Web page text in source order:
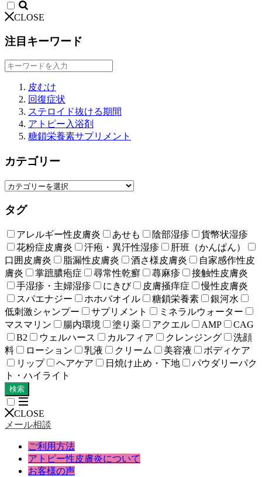
CLOSE
注目キーワード
皮むけ
回復症状
ステロイド抜ける期間
アトピー入浴剤
糖鎖栄養素サプリメント
カテゴリー
タグ
アレルギー性皮膚炎 あせも 陰部湿疹
貨幣状湿疹
花粉症皮膚炎
汗疱・異汗性湿疹
肝班（かんぱん）
口囲皮膚炎
脂漏性皮膚炎 酒さ様皮膚炎
自家感作性皮
膚炎
掌蹠膿疱症 尋常性乾癬 蕁麻疹
接触性皮膚炎
手湿疹・主婦湿疹
にきび 皮膚掻痒症
慢性皮膚炎
スパエナジー
ホホバオイル 糖鎖栄養素
銀河水
低刺激シャンプー
サプリメント
ミネラルウォーター
マスマリン
腸内環境 塗り薬 アクエル AMP
CAG
B2
ウェルハース カルフィア クレンジング
洗顔
料
ローション 乳液 クリーム 美容液
ボディケア
リップ
ヘアケア 日焼け止め・下地
パウダリーパク
ト・ハイライト
検索
CLOSE
メール相談
ご利用方法
アトピー性皮膚炎について
お客様の声